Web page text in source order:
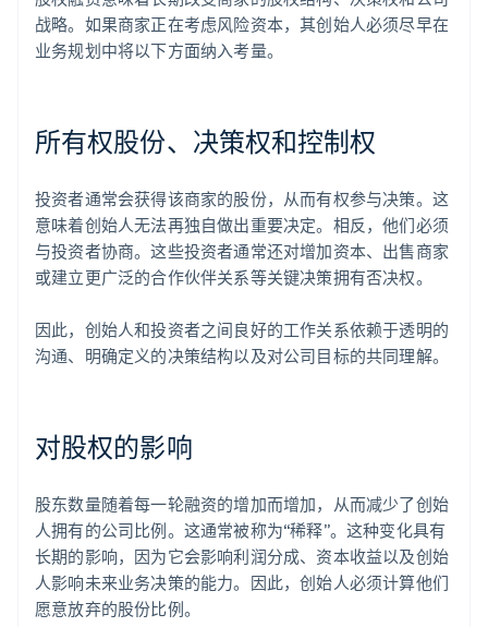
战略。如果商家正在考虑风险资本，其创始人必须尽早在
业务规划中将以下方面纳入考量。
所有权股份、决策权和控制权
投资者通常会获得该商家的股份，从而有权参与决策。这
意味着创始人无法再独自做出重要决定。相反，他们必须
与投资者协商。这些投资者通常还对增加资本、出售商家
或建立更广泛的合作伙伴关系等关键决策拥有否决权。
因此，创始人和投资者之间良好的工作关系依赖于透明的
沟通、明确定义的决策结构以及对公司目标的共同理解。
对股权的影响
股东数量随着每一轮融资的增加而增加，从而减少了创始
人拥有的公司比例。这通常被称为“稀释”。这种变化具有
长期的影响，因为它会影响利润分成、资本收益以及创始
人影响未来业务决策的能力。因此，创始人必须计算他们
愿意放弃的股份比例。